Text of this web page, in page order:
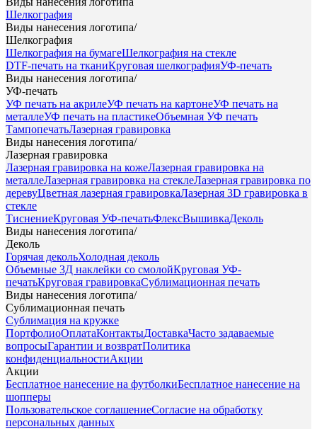
Шелкография
Виды нанесения логотипа/
Шелкография
Шелкография на бумагеШелкография на стекле
DTF-печать на тканиКруговая шелкографияУФ-печать
Виды нанесения логотипа/
УФ-печать
УФ печать на акрилеУФ печать на картонеУФ печать на
металлеУФ печать на пластикеОбъемная УФ печать
ТампопечатьЛазерная гравировка
Виды нанесения логотипа/
Лазерная гравировка
Лазерная гравировка на кожеЛазерная гравировка на
металлеЛазерная гравировка на стеклеЛазерная гравировка по
деревуЦветная лазерная гравировкаЛазерная 3D гравировка в
стекле
ТиснениеКруговая УФ-печатьФлексВышивкаДеколь
Виды нанесения логотипа/
Деколь
Горячая декольХолодная деколь
Объемные 3Д наклейки со смолойКруговая УФ-
печатьКруговая гравировкаСублимационная печать
Виды нанесения логотипа/
Сублимационная печать
Сублимация на кружке
ПортфолиоОплатаКонтактыДоставкаЧасто задаваемые
вопросыГарантии и возвратПолитика
конфиденциальностиАкции
Акции
Бесплатное нанесение на футболкиБесплатное нанесение на
шопперы
Пользовательское соглашениеСогласие на обработку
персональных данных